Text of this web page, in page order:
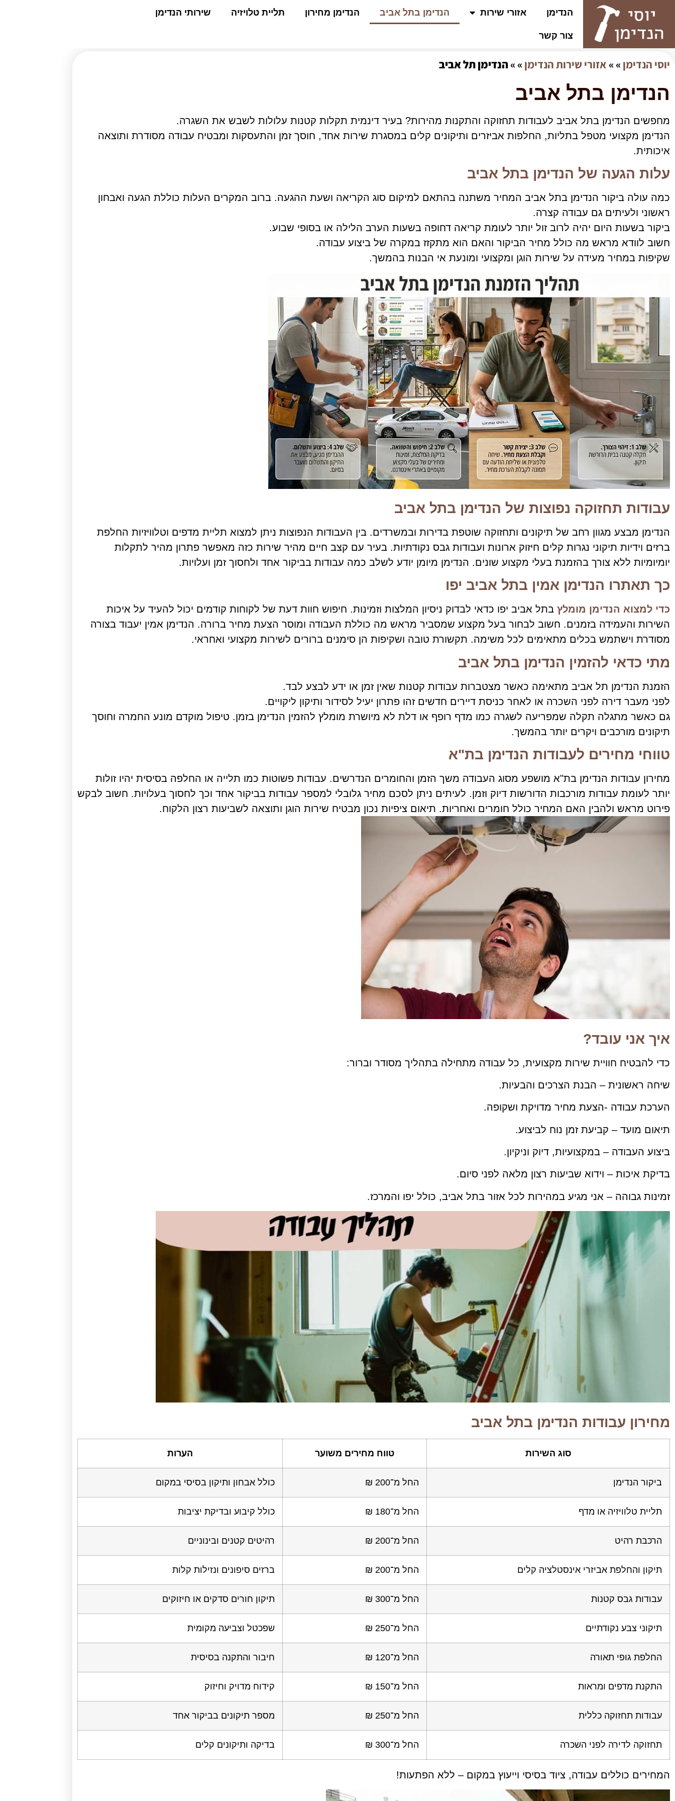
הנדימן אזורי שירות הנדימן בתל אביב הנדימן מחירון תליית טלויזיה שירותי הנדימן
צור קשר
יוסי הנדימן » » אזורי שירות הנדימן » »הנדימן תל אביב
הנדימן בתל אביב
מחפשים הנדימן בתל אביב לעבודות תחזוקה והתקנות מהירות? בעיר דינמית תקלות קטנות עלולות לשבש את השגרה.
הנדימן מקצועי מטפל בתליות, החלפות אביזרים ותיקונים קלים במסגרת שירות אחד, חוסך זמן והתעסקות ומבטיח עבודה מסודרת ותוצאה
איכותית.
עלות הגעה של הנדימן בתל אביב
כמה עולה ביקור הנדימן בתל אביב המחיר משתנה בהתאם למיקום סוג הקריאה ושעת ההגעה. ברוב המקרים העלות כוללת הגעה ואבחון
ראשוני ולעיתים גם עבודה קצרה.
ביקור בשעות היום יהיה לרוב זול יותר לעומת קריאה דחופה בשעות הערב הלילה או בסופי שבוע.
חשוב לוודא מראש מה כולל מחיר הביקור והאם הוא מתקזז במקרה של ביצוע עבודה.
שקיפות במחיר מעידה על שירות הוגן ומקצועי ומונעת אי הבנות בהמשך.
עבודות תחזוקה נפוצות של הנדימן בתל אביב
הנדימן מבצע מגוון רחב של תיקונים ותחזוקה שוטפת בדירות ובמשרדים. בין העבודות הנפוצות ניתן למצוא תליית מדפים וטלוויזיות החלפת
ברזים וידיות תיקוני נגרות קלים חיזוק ארונות ועבודות גבס נקודתיות. בעיר עם קצב חיים מהיר שירות כזה מאפשר פתרון מהיר לתקלות
יומיומיות ללא צורך בהזמנת בעלי מקצוע שונים. הנדימן מיומן יודע לשלב כמה עבודות בביקור אחד ולחסוך זמן ועלויות.
כך תאתרו הנדימן אמין בתל אביב יפו
כדי למצוא הנדימן מומלץ בתל אביב יפו כדאי לבדוק ניסיון המלצות וזמינות. חיפוש חוות דעת של לקוחות קודמים יכול להעיד על איכות
השירות והעמידה בזמנים. חשוב לבחור בעל מקצוע שמסביר מראש מה כוללת העבודה ומוסר הצעת מחיר ברורה. הנדימן אמין יעבוד בצורה
מסודרת וישתמש בכלים מתאימים לכל משימה. תקשורת טובה ושקיפות הן סימנים ברורים לשירות מקצועי ואחראי.
מתי כדאי להזמין הנדימן בתל אביב
הזמנת הנדימן תל אביב מתאימה כאשר מצטברות עבודות קטנות שאין זמן או ידע לבצע לבד.
לפני מעבר דירה לפני השכרה או לאחר כניסת דיירים חדשים זהו פתרון יעיל לסידור ותיקון ליקויים.
גם כאשר מתגלה תקלה שמפריעה לשגרה כמו מדף רופף או דלת לא מיושרת מומלץ להזמין הנדימן בזמן. טיפול מוקדם מונע החמרה וחוסך
תיקונים מורכבים ויקרים יותר בהמשך.
טווחי מחירים לעבודות הנדימן בת"א
מחירון עבודות הנדימן בת"א מושפע מסוג העבודה משך הזמן והחומרים הנדרשים. עבודות פשוטות כמו תלייה או החלפה בסיסית יהיו זולות
יותר לעומת עבודות מורכבות הדורשות דיוק וזמן. לעיתים ניתן לסכם מחיר גלובלי למספר עבודות בביקור אחד וכך לחסוך בעלויות. חשוב לבקש
פירוט מראש ולהבין האם המחיר כולל חומרים ואחריות. תיאום ציפיות נכון מבטיח שירות הוגן ותוצאה לשביעות רצון הלקוח.
איך אני עובד?
כדי להבטיח חוויית שירות מקצועית, כל עבודה מתחילה בתהליך מסודר וברור:
שיחה ראשונית – הבנת הצרכים והבעיות.
הערכת עבודה -הצעת מחיר מדויקת ושקופה.
תיאום מועד – קביעת זמן נוח לביצוע.
ביצוע העבודה – במקצועיות, דיוק וניקיון.
בדיקת איכות – וידוא שביעות רצון מלאה לפני סיום.
זמינות גבוהה – אני מגיע במהירות לכל אזור בתל אביב, כולל יפו והמרכז.
מחירון עבודות הנדימן בתל אביב
סוג השירות טווח מחירים משוער הערות
ביקור הנדימן החל מ־200 ₪ כולל אבחון ותיקון בסיסי במקום
תליית טלוויזיה או מדף החל מ־180 ₪ כולל קיבוע ובדיקת יציבות
הרכבת רהיט החל מ־200 ₪ רהיטים קטנים ובינוניים
תיקון והחלפת אביזרי אינסטלציה קלים החל מ־200 ₪ ברזים סיפונים ונזילות קלות
עבודות גבס קטנות החל מ־300 ₪ תיקון חורים סדקים או חיזוקים
תיקוני צבע נקודתיים החל מ־250 ₪ שפכטל וצביעה מקומית
החלפת גופי תאורה החל מ־120 ₪ חיבור והתקנה בסיסית
התקנת מדפים ומראות החל מ־150 ₪ קידוח מדויק וחיזוק
עבודות תחזוקה כללית החל מ־250 ₪ מספר תיקונים בביקור אחד
תחזוקה לדירה לפני השכרה החל מ־300 ₪ בדיקה ותיקונים קלים
המחירים כוללים עבודה, ציוד בסיסי וייעוץ במקום – ללא הפתעות!